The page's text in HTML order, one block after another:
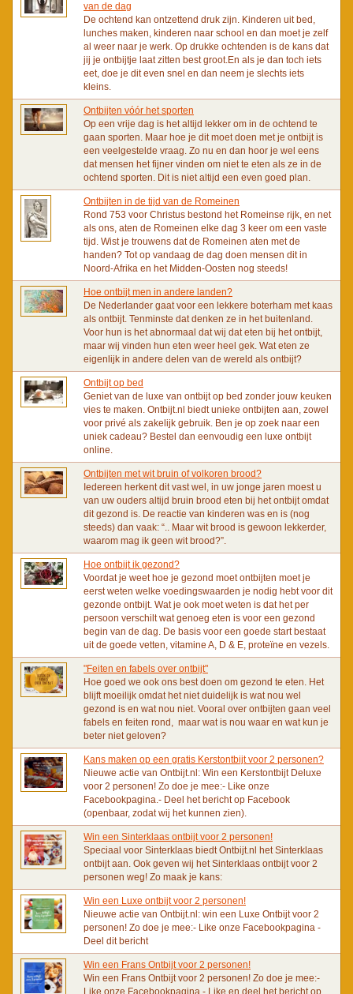
van de dag
De ochtend kan ontzettend druk zijn. Kinderen uit bed,
lunches maken, kinderen naar school en dan moet je zelf
al weer naar je werk. Op drukke ochtenden is de kans dat
jij je ontbijtje laat zitten best groot.En als je dan toch iets
eet, doe je dit even snel en dan neem je slechts iets
kleins.
Ontbijten vóór het sporten
Op een vrije dag is het altijd lekker om in de ochtend te
gaan sporten. Maar hoe je dit moet doen met je ontbijt is
een veelgestelde vraag. Zo nu en dan hoor je wel eens
dat mensen het fijner vinden om niet te eten als ze in de
ochtend sporten. Dit is niet altijd een even goed plan.
Ontbijten in de tijd van de Romeinen
Rond 753 voor Christus bestond het Romeinse rijk, en net
als ons, aten de Romeinen elke dag 3 keer om een vaste
tijd. Wist je trouwens dat de Romeinen aten met de
handen? Tot op vandaag de dag doen mensen dit in
Noord-Afrika en het Midden-Oosten nog steeds!
Hoe ontbijt men in andere landen?
De Nederlander gaat voor een lekkere boterham met kaas
als ontbijt. Tenminste dat denken ze in het buitenland.
Voor hun is het abnormaal dat wij dat eten bij het ontbijt,
maar wij vinden hun eten weer heel gek. Wat eten ze
eigenlijk in andere delen van de wereld als ontbijt?
Ontbijt op bed
Geniet van de luxe van ontbijt op bed zonder jouw keuken
vies te maken. Ontbijt.nl biedt unieke ontbijten aan, zowel
voor privé als zakelijk gebruik. Ben je op zoek naar een
uniek cadeau? Bestel dan eenvoudig een luxe ontbijt
online.
Ontbijten met wit bruin of volkoren brood?
Iedereen herkent dit vast wel, in uw jonge jaren moest u
van uw ouders altijd bruin brood eten bij het ontbijt omdat
dit gezond is. De reactie van kinderen was en is (nog
steeds) dan vaak: “.. Maar wit brood is gewoon lekkerder,
waarom mag ik geen wit brood?”.
Hoe ontbijt ik gezond?
Voordat je weet hoe je gezond moet ontbijten moet je
eerst weten welke voedingswaarden je nodig hebt voor dit
gezonde ontbijt. Wat je ook moet weten is dat het per
persoon verschilt wat genoeg eten is voor een gezond
begin van de dag. De basis voor een goede start bestaat
uit de goede vetten, vitamine A, D & E, proteïne en vezels.
"Feiten en fabels over ontbijt"
Hoe goed we ook ons best doen om gezond te eten. Het
blijft moeilijk omdat het niet duidelijk is wat nou wel
gezond is en wat nou niet. Vooral over ontbijten gaan veel
fabels en feiten rond, maar wat is nou waar en wat kun je
beter niet geloven?
Kans maken op een gratis Kerstontbijt voor 2 personen?
Nieuwe actie van Ontbijt.nl: Win een Kerstontbijt Deluxe
voor 2 personen! Zo doe je mee:- Like onze
Facebookpagina.- Deel het bericht op Facebook
(openbaar, zodat wij het kunnen zien).
Win een Sinterklaas ontbijt voor 2 personen!
Speciaal voor Sinterklaas biedt Ontbijt.nl het Sinterklaas
ontbijt aan. Ook geven wij het Sinterklaas ontbijt voor 2
personen weg! Zo maak je kans:
Win een Luxe ontbijt voor 2 personen!
Nieuwe actie van Ontbijt.nl: win een Luxe Ontbijt voor 2
personen! Zo doe je mee:- Like onze Facebookpagina -
Deel dit bericht
Win een Frans Ontbijt voor 2 personen!
Win een Frans Ontbijt voor 2 personen! Zo doe je mee:-